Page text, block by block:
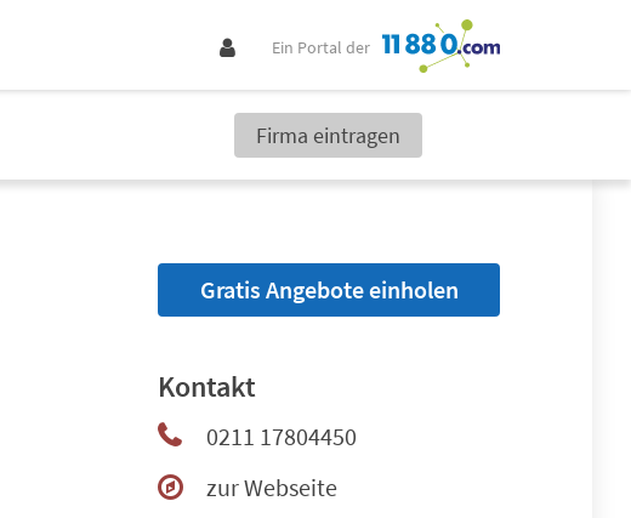
Ein Portal der
Firma eintragen
Gratis Angebote einholen
Kontakt
0211 17804450
zur Webseite